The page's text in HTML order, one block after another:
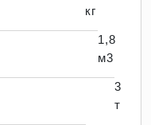
кг
1,8
м3
3
т